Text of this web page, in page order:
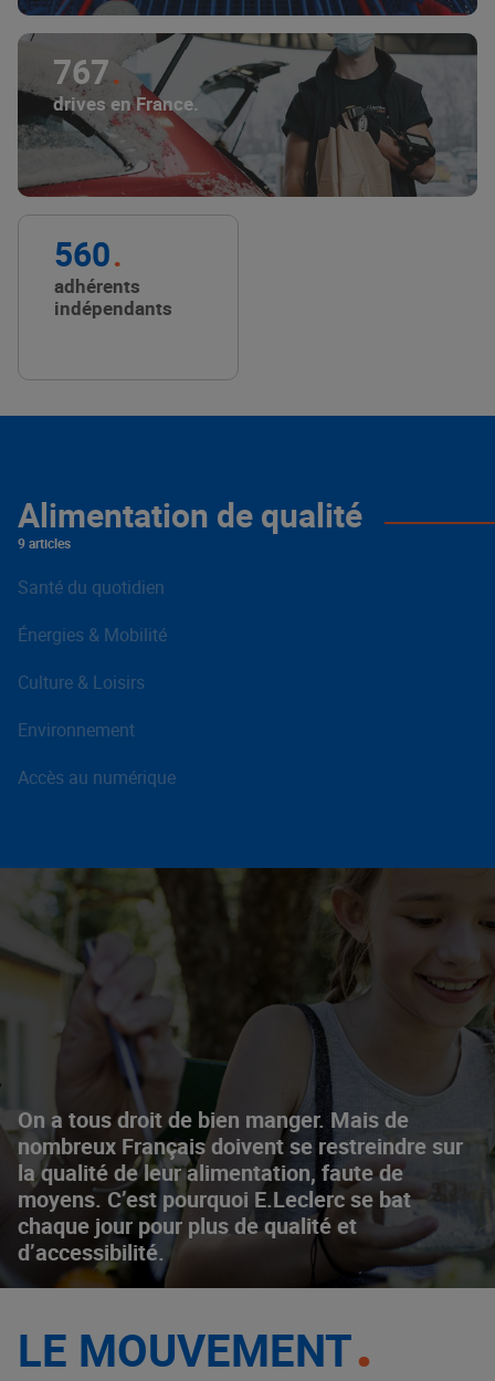
767
drives en France.
560
adhérents
indépendants
On a tous droit de bien manger. Mais de
nombreux Français doivent se restreindre sur
la qualité de leur alimentation, faute de
moyens. C’est pourquoi E.Leclerc se bat
chaque jour pour plus de qualité et
d’accessibilité.
Alimentation de qualité
9 articles
Santé du quotidien
Énergies & Mobilité
Culture & Loisirs
Environnement
Accès au numérique
LE MOUVEMENT